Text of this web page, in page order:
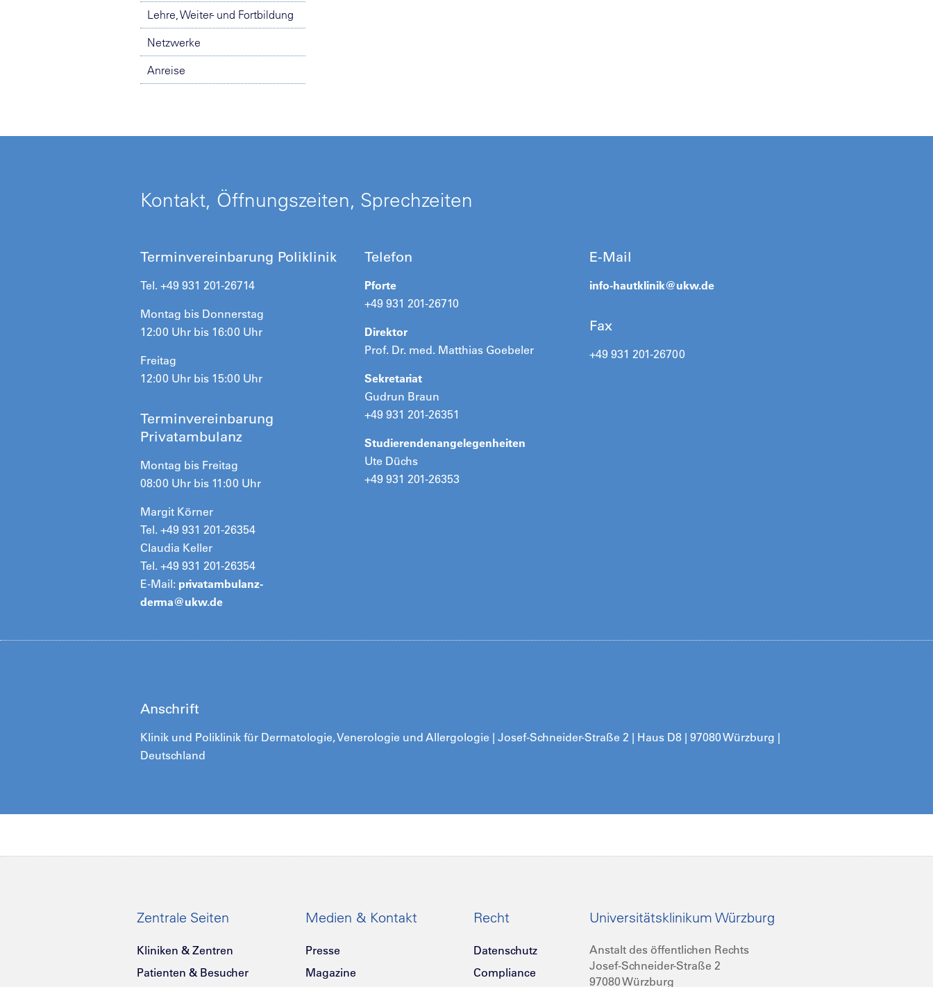
Lehre, Weiter- und Fortbildung
Netzwerke
Anreise
Kontakt, Öffnungszeiten, Sprechzeiten
Terminvereinbarung Poliklinik
Tel. +49 931 201-26714
Montag bis Donnerstag
12:00 Uhr bis 16:00 Uhr
Freitag
12:00 Uhr bis 15:00 Uhr
Terminvereinbarung
Privatambulanz
Montag bis Freitag
08:00 Uhr bis 11:00 Uhr
Margit Körner
Tel. +49 931 201-26354
Claudia Keller
Tel. +49 931 201-26354
E-Mail: privatambulanz-
derma@ukw.de
Telefon
Pforte
+49 931 201-26710
Direktor
Prof. Dr. med. Matthias Goebeler
Sekretariat
Gudrun Braun
+49 931 201-26351
Studierendenangelegenheiten
Ute Düchs
+49 931 201-26353
E-Mail
info-hautklinik@ukw.de
Fax
+49 931 201-26700
Anschrift
Klinik und Poliklinik für Dermatologie, Venerologie und Allergologie | Josef-Schneider-Straße 2 | Haus D8 | 97080 Würzburg |
Deutschland
Zentrale Seiten
Kliniken & Zentren
Patienten & Besucher
Medien & Kontakt
Presse
Magazine
Recht
Datenschutz
Compliance
Universitätsklinikum Würzburg
Anstalt des öffentlichen Rechts
Josef-Schneider-Straße 2
97080 Würzburg